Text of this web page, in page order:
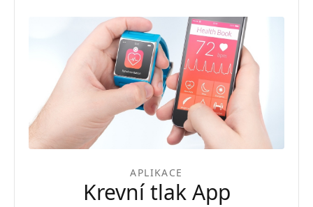
APLIKACE
Krevní tlak App